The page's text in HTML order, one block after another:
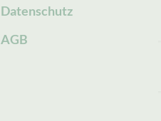
Datenschutz
AGB